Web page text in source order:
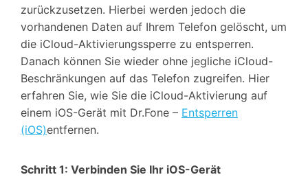
zurückzusetzen. Hierbei werden jedoch die
vorhandenen Daten auf Ihrem Telefon gelöscht, um
die iCloud-Aktivierungssperre zu entsperren.
Danach können Sie wieder ohne jegliche iCloud-
Beschränkungen auf das Telefon zugreifen. Hier
erfahren Sie, wie Sie die iCloud-Aktivierung auf
einem iOS-Gerät mit Dr.Fone – Entsperren
(iOS)entfernen.
Schritt 1: Verbinden Sie Ihr iOS-Gerät